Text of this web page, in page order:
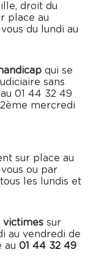
droit du
place au
du lundi au
qui se
sans
01 44 32 49
mercredi
sur place au
ou par
les lundis et
victimes sur
au vendredi de
au 01 44 32 49